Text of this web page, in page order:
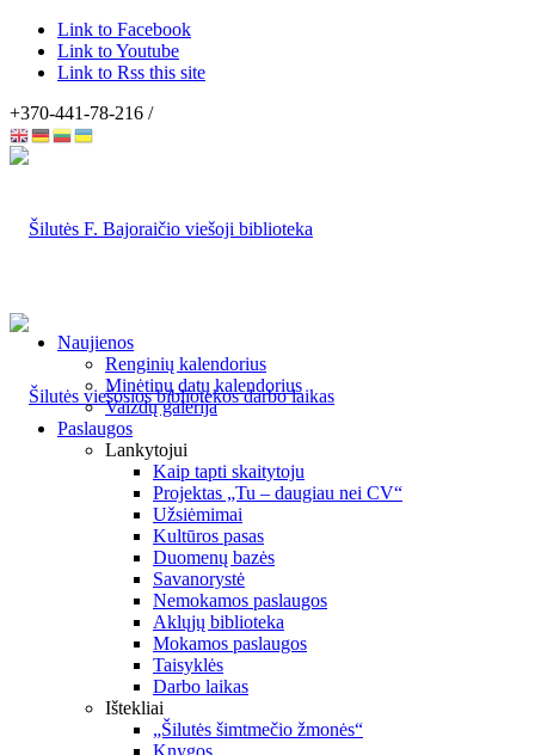
Link to Facebook
Link to Youtube
Link to Rss this site
+370-441-78-216 /
Naujienos
Renginių kalendorius
Minėtinų datų kalendorius
Vaizdų galerija
Paslaugos
Lankytojui
Kaip tapti skaitytoju
Projektas „Tu – daugiau nei CV“
Užsiėmimai
Kultūros pasas
Duomenų bazės
Savanorystė
Nemokamos paslaugos
Aklųjų biblioteka
Mokamos paslaugos
Taisyklės
Darbo laikas
Ištekliai
„Šilutės šimtmečio žmonės“